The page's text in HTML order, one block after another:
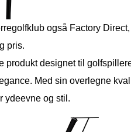
også Factory
pris.
designet til
Med sin overlegne
ydeevne og stil.